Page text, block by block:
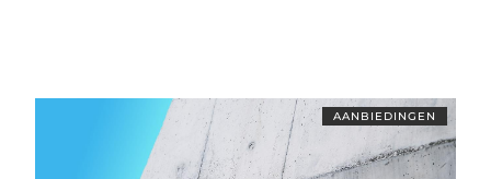
AANBIEDINGEN